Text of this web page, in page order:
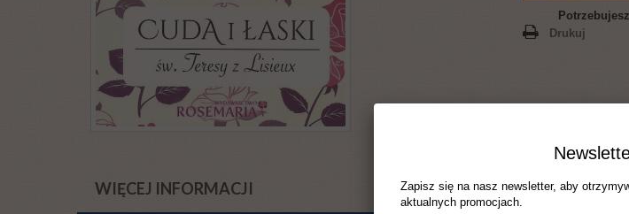
Potrzebujesz
Drukuj
WIĘCEJ INFORMACJI
Zapisz się na nasz newsletter, aby
aktualnych promocjach.